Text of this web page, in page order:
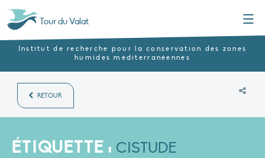
Tour du Valat
Institut de recherche pour la conservation des zones
humides méditerranéennes
RETOUR
ÉTIQUETTE : CISTUDE